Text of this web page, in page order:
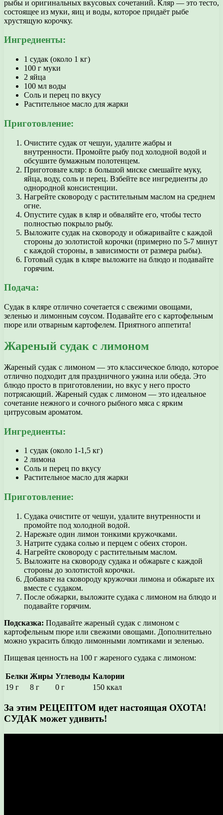
рыбы и оригинальных вкусовых сочетаний. Кляр — это тесто,
состоящее из муки, яиц и воды, которое придаёт рыбе
хрустящую корочку.
Ингредиенты:
1 судак (около 1 кг)
100 г муки
2 яйца
100 мл воды
Соль и перец по вкусу
Растительное масло для жарки
Приготовление:
Очистите судак от чешуи, удалите жабры и
внутренности. Промойте рыбу под холодной водой и
обсушите бумажным полотенцем.
Приготовьте кляр: в большой миске смешайте муку,
яйца, воду, соль и перец. Взбейте все ингредиенты до
однородной консистенции.
Нагрейте сковороду с растительным маслом на среднем
огне.
Опустите судак в кляр и обваляйте его, чтобы тесто
полностью покрыло рыбу.
Выложите судак на сковороду и обжаривайте с каждой
стороны до золотистой корочки (примерно по 5-7 минут
с каждой стороны, в зависимости от размера рыбы).
Готовый судак в кляре выложите на блюдо и подавайте
горячим.
Подача:
Судак в кляре отлично сочетается с свежими овощами,
зеленью и лимонным соусом. Подавайте его с картофельным
пюре или отварным картофелем. Приятного аппетита!
Жареный судак с лимоном
Жареный судак с лимоном — это классическое блюдо, которое
отлично подходит для праздничного ужина или обеда. Это
блюдо просто в приготовлении, но вкус у него просто
потрясающий. Жареный судак с лимоном — это идеальное
сочетание нежного и сочного рыбного мяса с ярким
цитрусовым ароматом.
Ингредиенты:
1 судак (около 1-1,5 кг)
2 лимона
Соль и перец по вкусу
Растительное масло для жарки
Приготовление:
Судака очистите от чешуи, удалите внутренности и
промойте под холодной водой.
Нарежьте один лимон тонкими кружочками.
Натрите судака солью и перцем с обеих сторон.
Нагрейте сковороду с растительным маслом.
Выложите на сковороду судака и обжарьте с каждой
стороны до золотистой корочки.
Добавьте на сковороду кружочки лимона и обжарьте их
вместе с судаком.
После обжарки, выложите судака с лимоном на блюдо и
подавайте горячим.
Подсказка: Подавайте жареный судак с лимоном с
картофельным пюре или свежими овощами. Дополнительно
можно украсить блюдо лимонными ломтиками и зеленью.
Пищевая ценность на 100 г жареного судака с лимоном:
Белки Жиры Углеводы Калории
19 г
8 г 0 г 150 ккал
За этим РЕЦЕПТОМ идет настоящая ОХОТА!
СУДАК может удивить!